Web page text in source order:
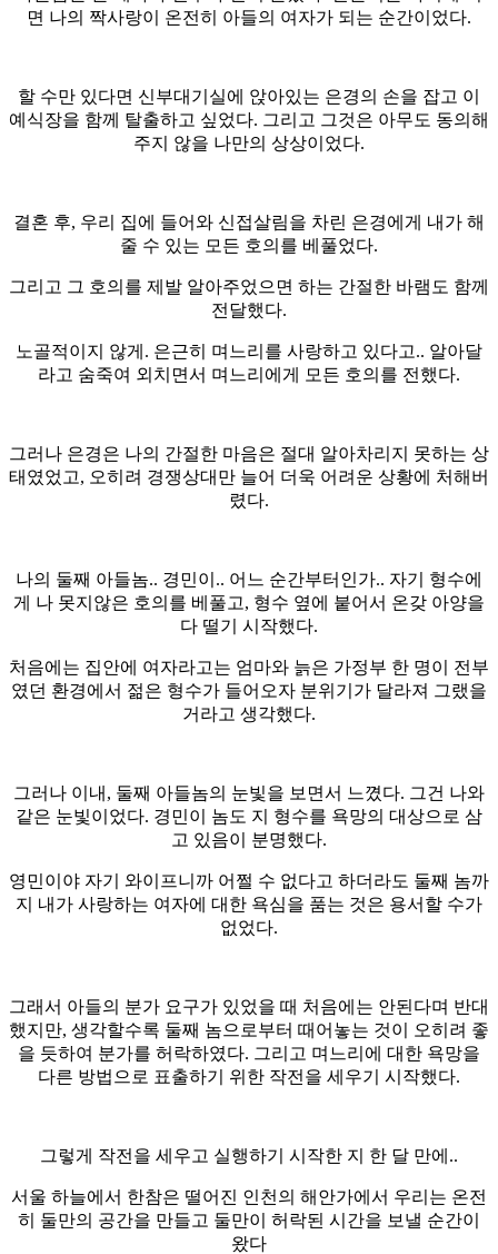
면 나의 짝사랑이 온전히 아들의 여자가 되는 순간이었다.
할 수만 있다면 신부대기실에 앉아있는 은경의 손을 잡고 이
예식장을 함께 탈출하고 싶었다. 그리고 그것은 아무도 동의해
주지 않을 나만의 상상이었다.
결혼 후, 우리 집에 들어와 신접살림을 차린 은경에게 내가 해
줄 수 있는 모든 호의를 베풀었다.
그리고 그 호의를 제발 알아주었으면 하는 간절한 바램도 함께
전달했다.
노골적이지 않게. 은근히 며느리를 사랑하고 있다고.. 알아달
라고 숨죽여 외치면서 며느리에게 모든 호의를 전했다.
그러나 은경은 나의 간절한 마음은 절대 알아차리지 못하는 상
태였었고, 오히려 경쟁상대만 늘어 더욱 어려운 상황에 처해버
렸다.
나의 둘째 아들놈.. 경민이.. 어느 순간부터인가.. 자기 형수에
게 나 못지않은 호의를 베풀고, 형수 옆에 붙어서 온갖 아양을
다 떨기 시작했다.
처음에는 집안에 여자라고는 엄마와 늙은 가정부 한 명이 전부
였던 환경에서 젊은 형수가 들어오자 분위기가 달라져 그랬을
거라고 생각했다.
그러나 이내, 둘째 아들놈의 눈빛을 보면서 느꼈다. 그건 나와
같은 눈빛이었다. 경민이 놈도 지 형수를 욕망의 대상으로 삼
고 있음이 분명했다.
영민이야 자기 와이프니까 어쩔 수 없다고 하더라도 둘째 놈까
지 내가 사랑하는 여자에 대한 욕심을 품는 것은 용서할 수가
없었다.
그래서 아들의 분가 요구가 있었을 때 처음에는 안된다며 반대
했지만, 생각할수록 둘째 놈으로부터 때어놓는 것이 오히려 좋
을 듯하여 분가를 허락하였다. 그리고 며느리에 대한 욕망을
다른 방법으로 표출하기 위한 작전을 세우기 시작했다.
그렇게 작전을 세우고 실행하기 시작한 지 한 달 만에..
서울 하늘에서 한참은 떨어진 인천의 해안가에서 우리는 온전
히 둘만의 공간을 만들고 둘만이 허락된 시간을 보낼 순간이
왔다